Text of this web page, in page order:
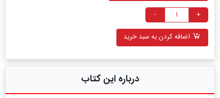
+
-
اضافه کردن به سبد خرید
درباره این کتاب